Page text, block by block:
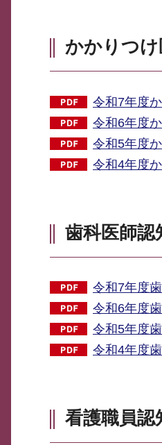
かかりつ
令和7年度
令和6年度
令和5年度
令和4年度
歯科医師認
令和7年度
令和6年度
令和5年度
令和4年度
看護職員認